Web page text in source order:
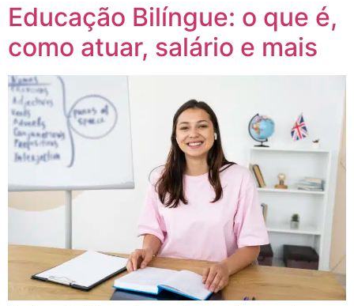
Educação Bilíngue: o que é,
como atuar, salário e mais